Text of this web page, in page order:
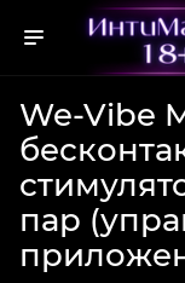
We-Vibe
пар